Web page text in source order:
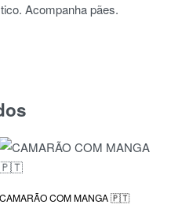
Acompanha pães.
CAMARÃO COM MANGA 🇵🇹